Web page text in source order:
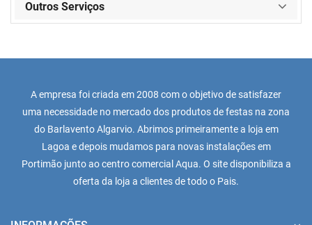
Outros Serviços
A empresa foi criada em 2008 com o objetivo de satisfazer
uma necessidade no mercado dos produtos de festas na zona
do Barlavento Algarvio. Abrimos primeiramente a loja em
Lagoa e depois mudamos para novas instalações em
Portimão junto ao centro comercial Aqua. O site disponibiliza a
oferta da loja a clientes de todo o Pais.